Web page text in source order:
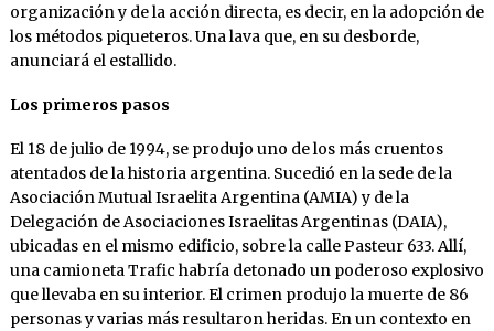
organización y de la acción directa, es decir, en la adopción de
los métodos piqueteros. Una lava que, en su desborde,
anunciará el estallido.
Los primeros pasos
El 18 de julio de 1994, se produjo uno de los más cruentos
atentados de la historia argentina. Sucedió en la sede de la
Asociación Mutual Israelita Argentina (AMIA) y de la
Delegación de Asociaciones Israelitas Argentinas (DAIA),
ubicadas en el mismo edificio, sobre la calle Pasteur 633. Allí,
una camioneta Trafic habría detonado un poderoso explosivo
que llevaba en su interior. El crimen produjo la muerte de 86
personas y varias más resultaron heridas. En un contexto en